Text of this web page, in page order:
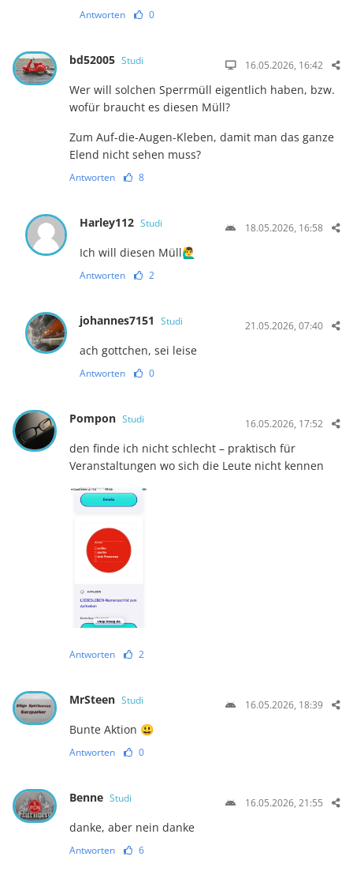
Antworten 0
bd52005 Studi 16.05.2026, 16:42
Wer will solchen Sperrmüll eigentlich haben, bzw.
wofür braucht es diesen Müll?
Zum Auf-die-Augen-Kleben, damit man das ganze
Elend nicht sehen muss?
Antworten 8
Harley112 Studi 18.05.2026, 16:58
Ich will diesen Müll🙋‍♂️
Antworten 2
johannes7151 Studi 21.05.2026, 07:40
ach gottchen, sei leise
Antworten 0
Pompon Studi 16.05.2026, 17:52
den finde ich nicht schlecht – praktisch für
Veranstaltungen wo sich die Leute nicht kennen
Antworten 2
MrSteen Studi 16.05.2026, 18:39
Bunte Aktion 😃
Antworten 0
Benne Studi 16.05.2026, 21:55
danke, aber nein danke
Antworten 6